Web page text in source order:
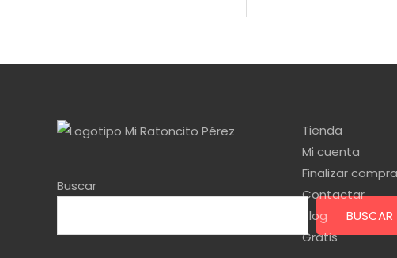
Buscar
BUSCAR
Tienda
Mi cuenta
Finalizar compra
Contactar
Blog
Gratis